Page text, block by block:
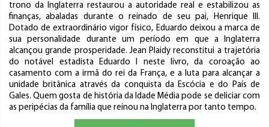
trono da Inglaterra restaurou a autoridade real e estabilizou as
finanças, abaladas durante o reinado de seu pai, Henrique III.
Dotado de extraordinário vigor físico, Eduardo deixou a marca de
sua personalidade durante um período em que a Inglaterra
alcançou grande prosperidade. Jean Plaidy reconstitui a trajetória
do notável estadista Eduardo I neste livro, da coroação ao
casamento com a irmã do rei da França, e a luta para alcançar a
unidade britânica através da conquista da Escócia e do País de
Gales. Quem gosta de história da Idade Média pode se deliciar com
as peripécias da família que reinou na Inglaterra por tanto tempo.